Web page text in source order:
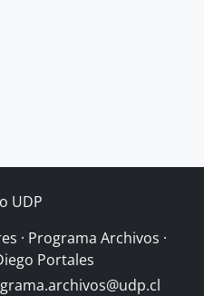
· Programa Archivos ·
Portales